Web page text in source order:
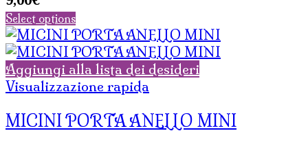
Select options
Aggiungi alla lista dei desideri
Visualizzazione rapida
MICINI PORTA ANELLO MINI